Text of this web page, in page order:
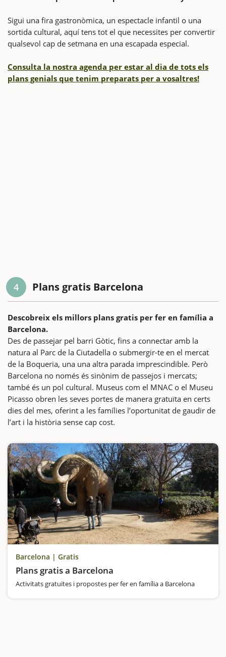
Sigui una fira gastronòmica, un espectacle infantil o una
sortida cultural, aquí tens tot el que necessites per convertir
qualsevol cap de setmana en una escapada especial.
Consulta la nostra agenda per estar al dia de tots els
plans genials que tenim preparats per a vosaltres!
4 Plans gratis Barcelona
Descobreix els millors plans gratis per fer en família a
Barcelona.
Des de passejar pel barri Gòtic, fins a connectar amb la
natura al Parc de la Ciutadella o submergir-te en el mercat
de la Boqueria, una una altra parada imprescindible. Però
Barcelona no només és sinònim de passejos i mercats;
també és un pol cultural. Museus com el MNAC o el Museu
Picasso obren les seves portes de manera gratuïta en certs
dies del mes, oferint a les famílies l’oportunitat de gaudir de
l’art i la història sense cap cost.
Barcelona | Gratis
Plans gratis a Barcelona
Activitats gratuïtes i propostes per fer en família a Barcelona